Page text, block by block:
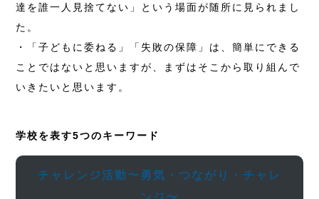
達を誰一人見捨てない」という場面が随所に見られまし
た。
・「子どもに委ねる」「失敗の保障」は、簡単にできる
ことではないと思いますが、まずはそこから取り組んで
いきたいと思います。
学校を表す5つのキーワード
チャレンジ活動〜勇気・つながり・チャレ